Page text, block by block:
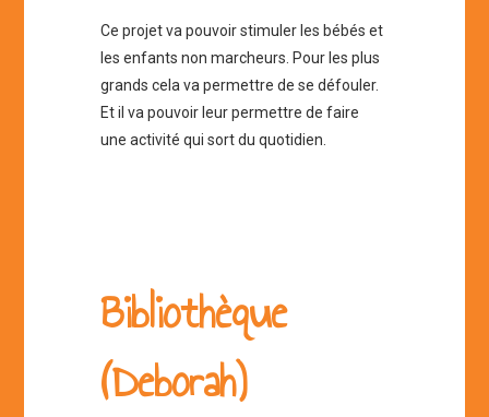
Ce projet va pouvoir stimuler les bébés et
les enfants non marcheurs. Pour les plus
grands cela va permettre de se défouler.
Et il va pouvoir leur permettre de faire
une activité qui sort du quotidien.
Bibliothèque
(Deborah)